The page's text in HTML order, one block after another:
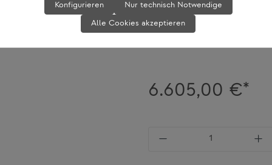
Sessel Corona
6.605,00 €*
Produkt Anzahl:
Nur technisch Notwendige
Konfigurieren
Alle Cookies akzeptieren